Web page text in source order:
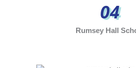
04
Rumsey Hall